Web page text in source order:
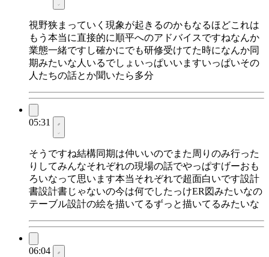
視野狭まっていく現象が起きるのかもなるほどこれは
もう本当に直接的に順平へのアドバイスですねなんか
業態一緒ですし確かにでも研修受けてた時になんか同
期みたいな人いるでしょいっぱいいますいっぱいその
人たちの話とか聞いたら多分
05:31
そうですね結構同期は仲いいのでまた周りのみ行った
りしてみんなそれぞれの現場の話でやっぱすげーおも
ろいなって思います本当それぞれで超面白いです設計
書設計書じゃないの今は何でしたっけER図みたいなの
テーブル設計の絵を描いてるずっと描いてるみたいな
06:04